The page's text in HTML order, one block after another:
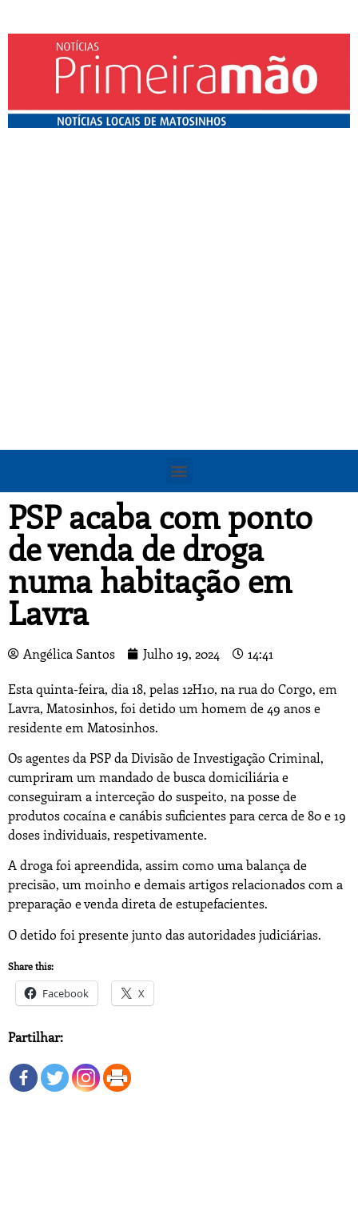
PSP acaba com ponto
de venda de droga
numa habitação em
Lavra
Angélica Santos Julho 19, 2024 14:41
Esta quinta-feira, dia 18, pelas 12H10, na rua do Corgo, em
Lavra, Matosinhos, foi detido um homem de 49 anos e
residente em Matosinhos.
Os agentes da PSP da Divisão de Investigação Criminal,
cumpriram um mandado de busca domiciliária e
conseguiram a interceção do suspeito, na posse de
produtos cocaína e canábis suficientes para cerca de 80 e 19
doses individuais, respetivamente.
A droga foi apreendida, assim como uma balança de
precisão, um moinho e demais artigos relacionados com a
preparação e venda direta de estupefacientes.
O detido foi presente junto das autoridades judiciárias.
Share this:
Facebook X
Partilhar: